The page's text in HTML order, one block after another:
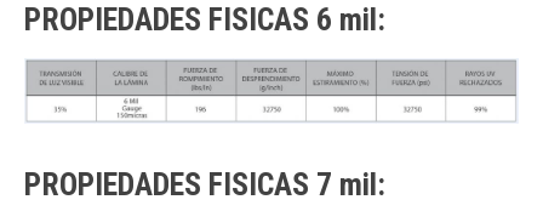
PROPIEDADES FISICAS 6 mil:
PROPIEDADES FISICAS 7 mil: